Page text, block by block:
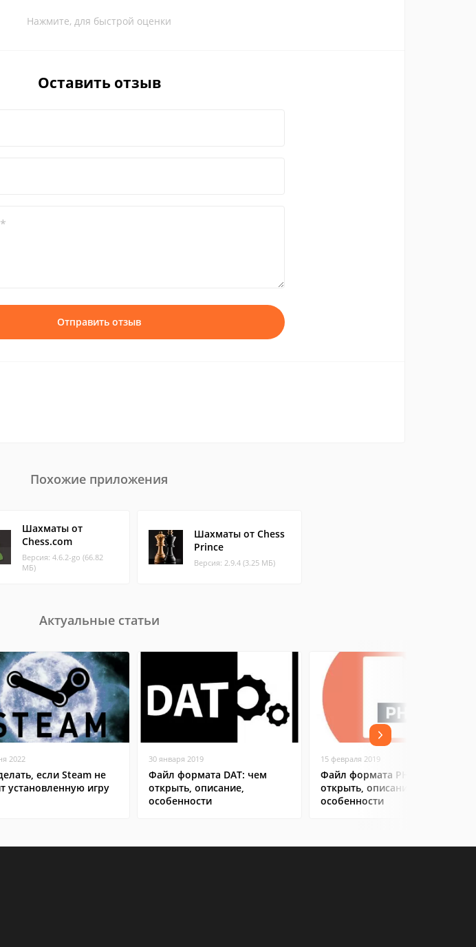
Нажмите, для быстрой оценки
Оставить отзыв
Отправить отзыв
Похожие приложения
Шахматы от
Chess.com
Версия: 4.6.2-go (66.82
МБ)
Шахматы от Chess
Prince
Версия: 2.9.4 (3.25 МБ)
Актуальные статьи
2022
если Steam не
установленную игру
30 января 2019
Файл формата DAT: чем
открыть, описание,
особенности
15 февраля 2019
Файл формата PHP: чем
открыть, описание,
особенности